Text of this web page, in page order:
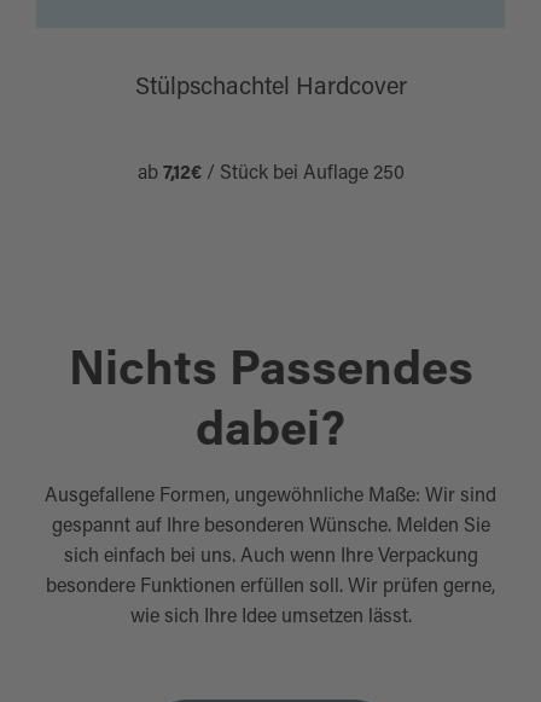
Stülpschachtel Hardcover
ab 7,12€/ Stück bei Auflage 250
Nichts Passendes
dabei?
Ausgefallene Formen, ungewöhnliche Maße: Wir sind
gespannt auf Ihre besonderen Wünsche. Melden Sie
sich einfach bei uns. Auch wenn Ihre Verpackung
besondere Funktionen erfüllen soll. Wir prüfen gerne,
wie sich Ihre Idee umsetzen lässt.